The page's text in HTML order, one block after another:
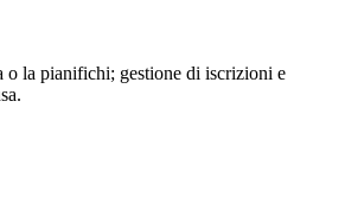
o la pianifichi; gestione di iscrizioni e